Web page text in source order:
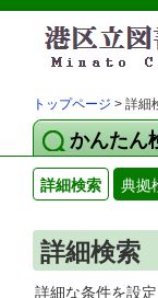
トップページ > 詳細
かんたん
詳細検索 典拠
詳細検索
詳細な条件を設